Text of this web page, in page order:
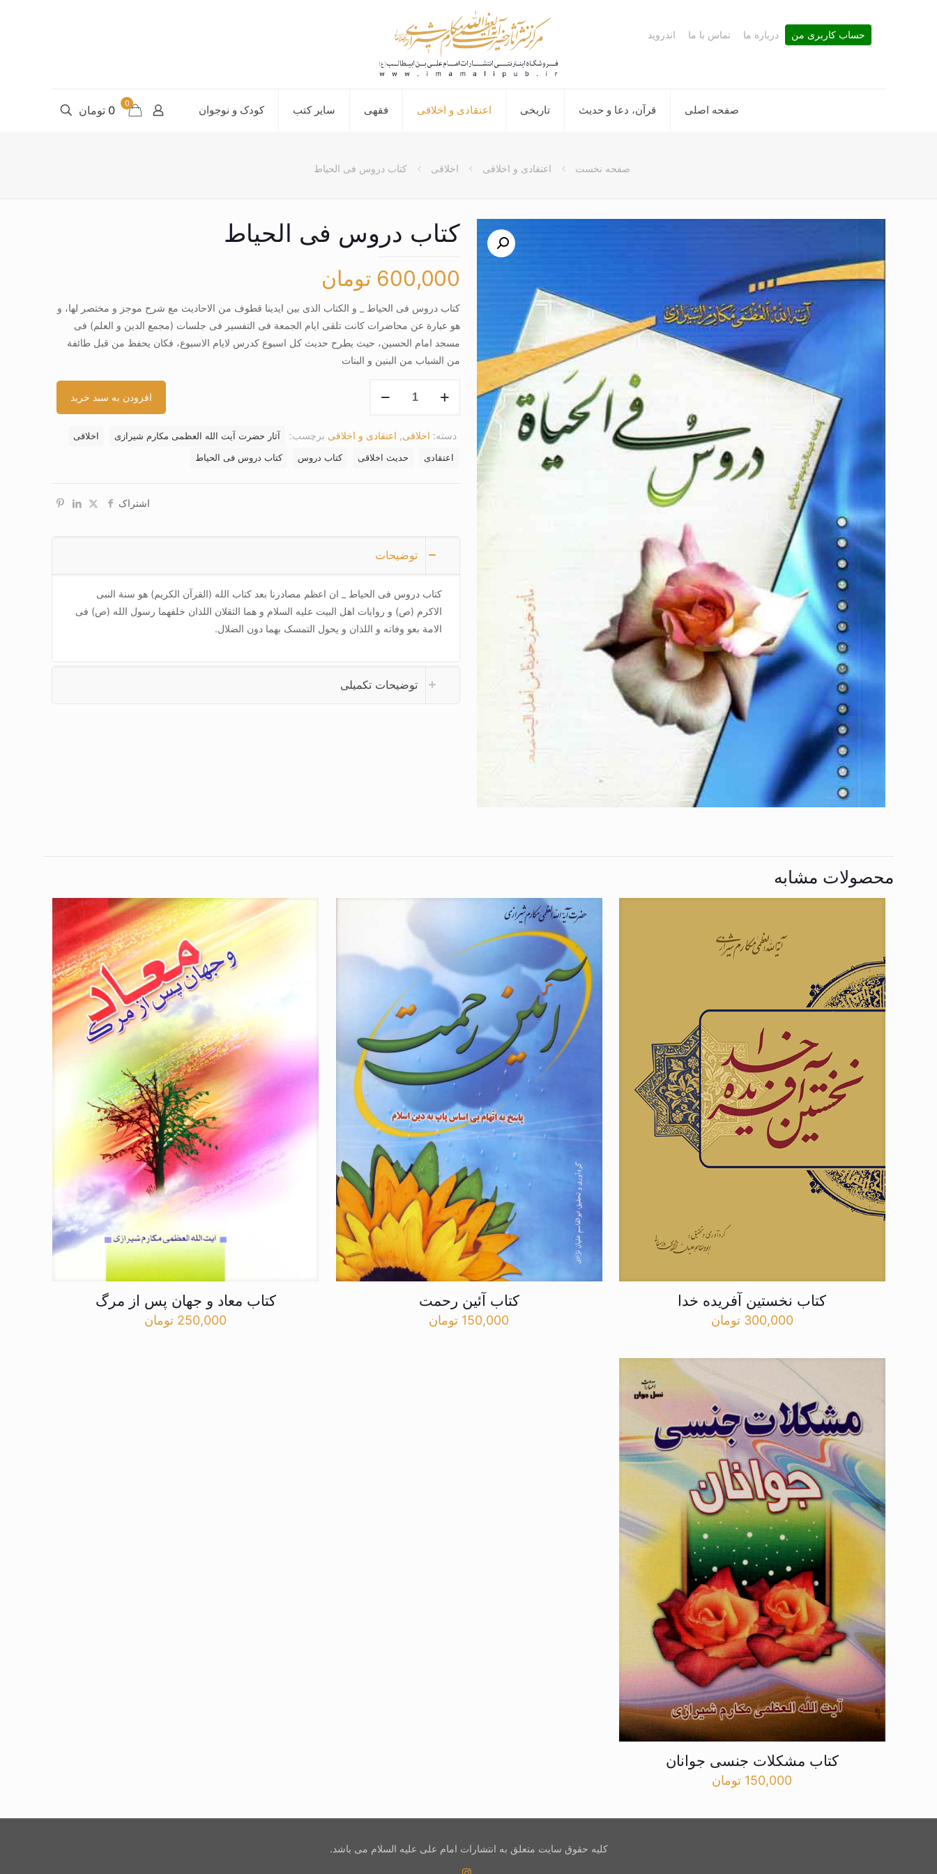
صفحه اصلی قرآن، دعا و حدیث تاریخی اعتقادی و اخلاقی فقهی سایر کتب کودک و نوجوان
حساب کاربری من درباره ما تماس با ما اندروید
0 0 تومان
صفحه نخست اعتقادی و اخلاقی اخلاقی کتاب دروس فی الحیاط
کتاب دروس فی الحیاط
600,000 تومان
کتاب دروس فی الحیاط _ و الکتاب الذی بین ایدینا قطوف من الاحادیث مع شرح موجز و مختصر لها، و
هو عبارة عن محاضرات کانت تلقی ایام الجمعة فی التفسیر فی جلسات (مجمع الدین و العلم) فی
مسجد امام الحسین، حیث یطرح حدیث کل اسبوع کدرس لایام الاسبوع، فکان یحفظ من قبل طائفة
من الشباب من البنین و البنات
دروس
الحیاط
عدد
افزودن به سبد خرید
دسته: اخلاقی, اعتقادی و اخلاقی برچسب: آثار حضرت آیت الله العظمی مکارم شیرازی اخلاقی
اعتقادی حدیث اخلاقی کتاب دروس کتاب دروس فی الحیاط
اشتراک
توضیحات
کتاب دروس فی الحیاط _ ان اعظم مصادرنا بعد کتاب الله (القرآن الکریم) هو سنة النبی
الاکرم (ص) و روایات اهل البیت علیه السلام و هما الثقلان اللذان خلفهما رسول الله (ص) فی
الامة بعو وفاته و اللذان و یحول التمسک بهما دون الضلال.
توضیحات تکمیلی
محصولات مشابه
کتاب نخستین آفریده خدا
300,000 تومان
کتاب آئین رحمت
150,000 تومان
کتاب معاد و جهان پس از مرگ
250,000 تومان
کتاب مشکلات جنسی جوانان
150,000 تومان
کلیه حقوق سایت متعلق به انتشارات امام علی علیه السلام می باشد.